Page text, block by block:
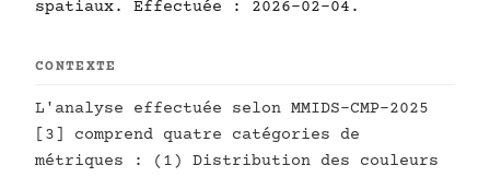
spatiaux. Effectuée : 2026-02-04.
CONTEXTE
L'analyse effectuée selon MMIDS-CMP-2025
[3] comprend quatre catégories de
métriques : (1) Distribution des couleurs